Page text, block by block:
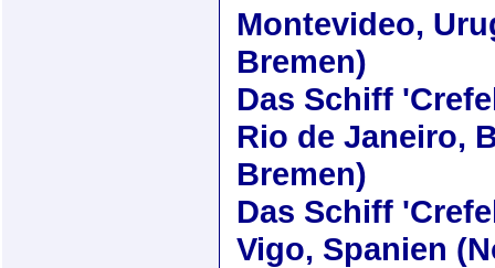
Montevideo,
Bremen)
Das Schiff
Rio de Janeiro,
Bremen)
Das Schiff
Vigo, Spanien